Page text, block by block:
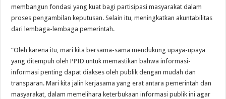
membangun fondasi yang kuat bagi partisipasi masyarakat dalam
proses pengambilan keputusan. Selain itu, meningkatkan akuntabilitas
dari lembaga-lembaga pemerintah.
“Oleh karena itu, mari kita bersama-sama mendukung upaya-upaya
yang ditempuh oleh PPID untuk memastikan bahwa informasi-
informasi penting dapat diakses oleh publik dengan mudah dan
transparan. Mari kita jalin kerjasama yang erat antara pemerintah dan
masyarakat, dalam memelihara keterbukaan informasi publik ini agar